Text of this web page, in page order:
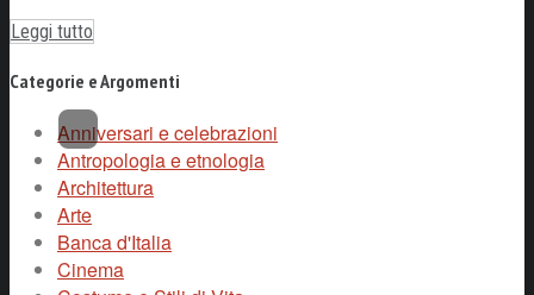
Leggi tutto
Categorie e Argomenti
Anniversari e celebrazioni
Antropologia e etnologia
Architettura
Arte
Banca d'Italia
Cinema